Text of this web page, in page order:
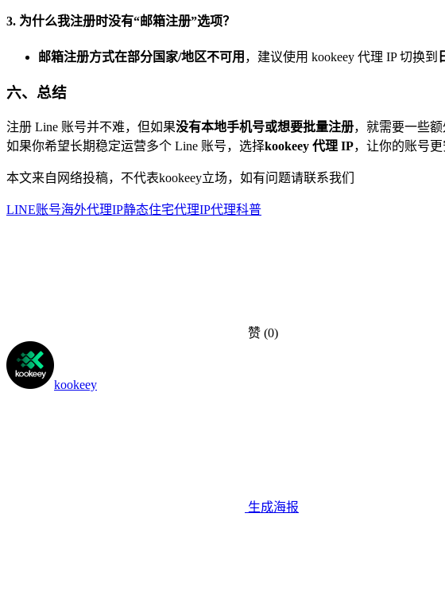
3. 为什么我注册时没有“邮箱注册”选项？
邮箱注册方式在部分国家/地区不可用 ，建议使用 kookeey 代理 IP 切换到
六、总结
注册 Line 账号并不难，但如果没有本地手机号或想要批量注册，就需要一些
如果你希望长期稳定运营多个 Line 账号，选择kookeey 代理 IP，让你的账号更
本文来自网络投稿，不代表kookeey立场，如有问题请联系我们
LINE账号海外代理IP静态住宅代理IP代理科普
赞 (0)
kookeey
生成海报